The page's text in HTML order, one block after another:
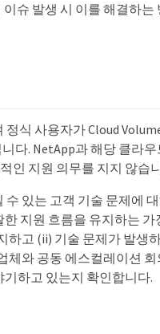
슈 발생 시 이를 해결하는
식 사용자가 Cloud
다. NetApp과 해당 클라
인 지원 의무를 지지 않습
있는 고객 기술 문제에
지원 흐름을 유지하는 가
하고 (ii) 기술 문제가 발생
체와 공동 에스컬레이션
하고 있는지 확인합니다.